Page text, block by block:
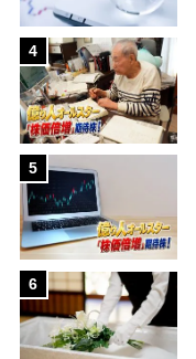
4
5
6